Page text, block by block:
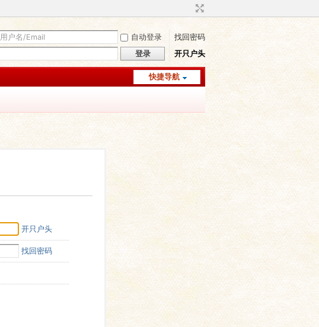
自动登录
找回密码
登录 开只户头
快捷导航
开只户头
找回密码